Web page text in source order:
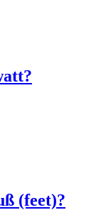
(feet)?